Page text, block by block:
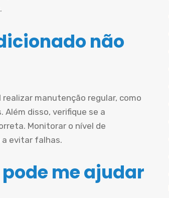
não
manutenção regular, como
disso, verifique se a
Monitorar o nível de
evitar falhas.
me ajudar